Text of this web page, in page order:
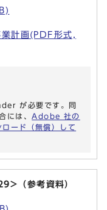
計画(PDF形式,
が必要です。同
には、 Adobe 社の
ード（無償）して
（参考資料）